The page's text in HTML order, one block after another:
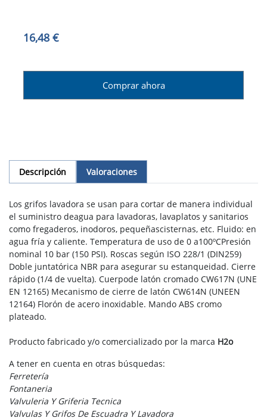
16,48 €
Comprar ahora
Descripción Valoraciones
Los grifos lavadora se usan para cortar de manera individual
el suministro deagua para lavadoras, lavaplatos y sanitarios
como fregaderos, inodoros, pequeñascisternas, etc. Fluido: en
agua fría y caliente. Temperatura de uso de 0 a100ºCPresión
nominal 10 bar (150 PSI). Roscas según ISO 228/1 (DIN259)
Doble juntatórica NBR para asegurar su estanqueidad. Cierre
rápido (1/4 de vuelta). Cuerpode latón cromado CW617N (UNE
EN 12165) Mecanismo de cierre de latón CW614N (UNEEN
12164) Florón de acero inoxidable. Mando ABS cromo
plateado.
Producto fabricado y/o comercializado por la marca H2o
A tener en cuenta en otras búsquedas:
Ferretería
Fontaneria
Valvuleria Y Griferia Tecnica
Valvulas Y Grifos De Escuadra Y Lavadora